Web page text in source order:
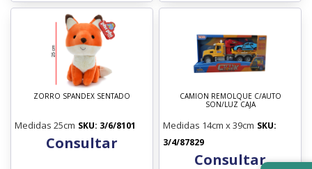
ZORRO SPANDEX SENTADO
Medidas 25cm SKU: 3/6/8101
Consultar
CAMION REMOLQUE C/AUTO
SON/LUZ CAJA
Medidas 14cm x 39cm SKU:
3/4/87829
Consultar